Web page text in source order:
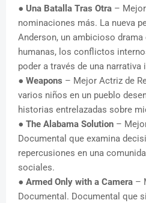
● Una Batalla Tras Otra –
nominaciones más. La nueva
Anderson, un ambicioso
humanas, los conflictos
poder a través de una narrativa
● Weapons – Mejor Actriz de
varios niños en un pueblo
historias entrelazadas sobre
● The Alabama Solution –
Documental que examina
repercusiones en una
sociales.
● Armed Only with a Camera –
Documental. Documental que